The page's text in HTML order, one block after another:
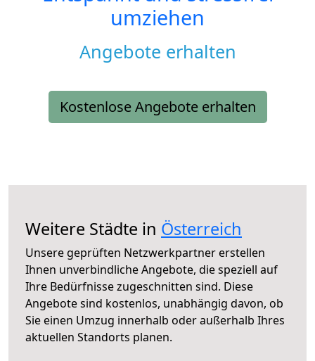
umziehen
Angebote erhalten
Kostenlose Angebote erhalten
Weitere Städte in Österreich
Unsere geprüften Netzwerkpartner erstellen
Ihnen unverbindliche Angebote, die speziell auf
Ihre Bedürfnisse zugeschnitten sind. Diese
Angebote sind kostenlos, unabhängig davon, ob
Sie einen Umzug innerhalb oder außerhalb Ihres
aktuellen Standorts planen.